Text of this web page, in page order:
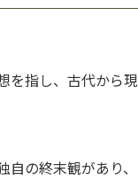
を指し、古代から現
自の終末観があり、